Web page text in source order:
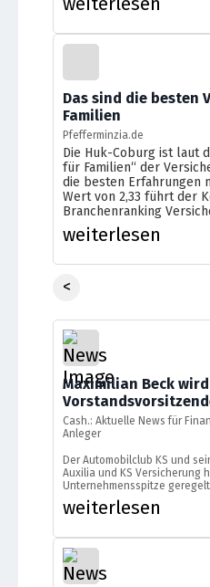
eben weniger. Was
sehen keinen Sinn
Das sind die besten
Familien
Pfefferminzia.de
Die Huk-Coburg ist laut
für Familien“ der
die besten Erfahrungen
Wert von 2,33 führt der
Branchenranking
führten das
Zeitung „Bild“ durch.
zufrieden sie und ihre
weiterlesen
<
Maximilian Beck
Cash.: Aktuelle News für
Anleger
Der Automobilclub KS und
Auxilia und KS Versicherung
Unternehmensspitze
Vorstandsvorsitzender der
tritt zum 1. September 2026
weiterlesen